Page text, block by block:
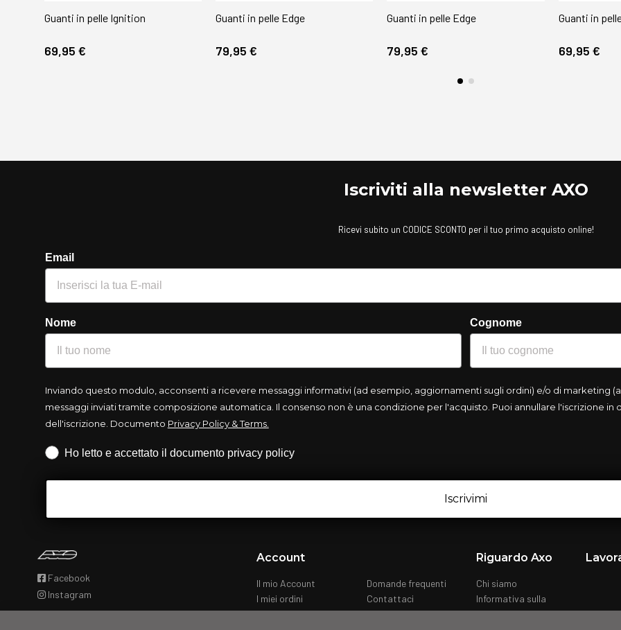
Guanti in pelle Ignition
69,95 €
Guanti in pelle Edge
79,95 €
Guanti in pelle Edge
79,95 €
Guanti in
69,95 €
Iscriviti alla newsletter AXO
Ricevi subito un CODICE SCONTO per il tuo primo acquisto online!
Email
Nome Cognome
Inviando questo modulo, acconsenti a ricevere messaggi informativi (ad esempio, aggiornamenti sugli ordini) e/o di marketing
messaggi inviati tramite composizione automatica. Il consenso non è una condizione per l'acquisto. Puoi annullare l'iscrizione
dell'iscrizione. Documento Privacy Policy & Terms.
Iscrizione obbligatoria
Ho letto e accettato il documento privacy policy
Iscrivimi
Facebook
Instagram
Account
Il mio Account
I miei ordini
Domande frequenti
Contattaci
Riguardo Axo
Chi siamo
Informativa sulla
privacy